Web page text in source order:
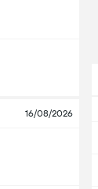
16/08/2026